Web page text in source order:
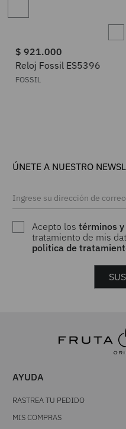
$ 921.000
Reloj Fossil ES5396
FOSSIL
ÚNETE A NUESTRO
Acepto lostérminos
tratamiento de mis
politica de
AYUDA
RASTREA TU PEDIDO
MIS COMPRAS